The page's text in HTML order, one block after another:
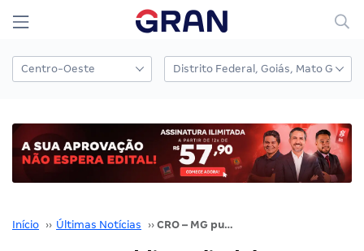
Início ›› Últimas Notícias ›› CRO – MG publica edital de concurso para nível médio. Iniciais de até 3,3 mil